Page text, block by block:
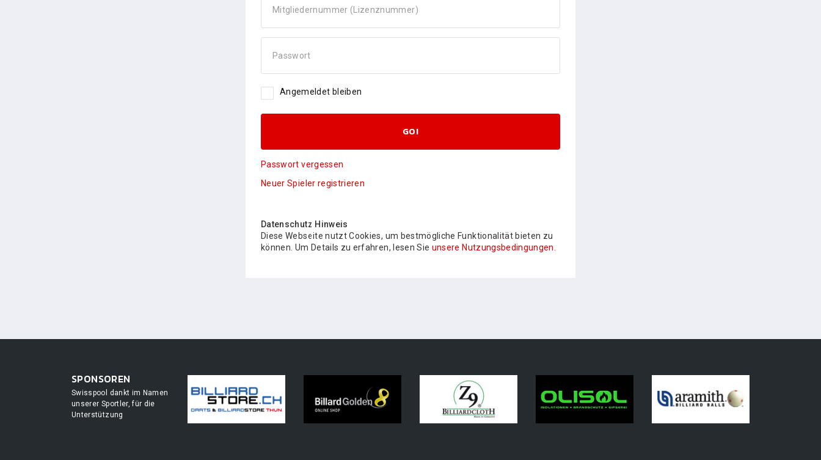
Mitgliedernummer (Lizenznummer)
Passwort
Angemeldet bleiben
GO!
Passwort vergessen
Neuer Spieler registrieren
Datenschutz Hinweis
Diese Webseite nutzt Cookies, um bestmögliche Funktionalität bieten zu
können. Um Details zu erfahren, lesen Sie unsere Nutzungsbedingungen.
SPONSOREN
Swisspool dankt im Namen
unserer Sportler, für die
Unterstützung